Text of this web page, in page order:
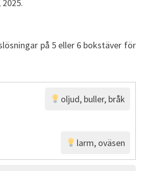
på 5 eller 6 bokstäver för
oljud, buller, bråk
larm, oväsen